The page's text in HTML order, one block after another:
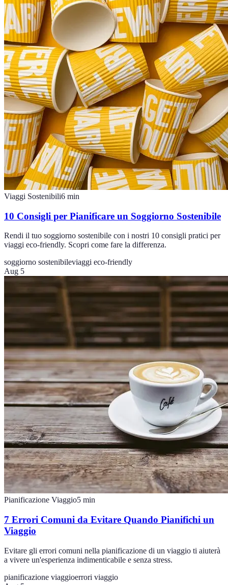
Viaggi Sostenibili6 min
10 Consigli per Pianificare un Soggiorno Sostenibile
Rendi il tuo soggiorno sostenibile con i nostri 10 consigli pratici per
viaggi eco-friendly. Scopri come fare la differenza.
soggiorno sostenibileviaggi eco-friendly
Aug 5
Pianificazione Viaggio5 min
7 Errori Comuni da Evitare Quando Pianifichi un
Viaggio
Evitare gli errori comuni nella pianificazione di un viaggio ti aiuterà
a vivere un'esperienza indimenticabile e senza stress.
pianificazione viaggioerrori viaggio